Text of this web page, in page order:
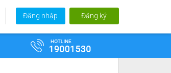
Đăng nhập Đăng ký